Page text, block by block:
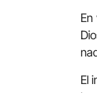
El